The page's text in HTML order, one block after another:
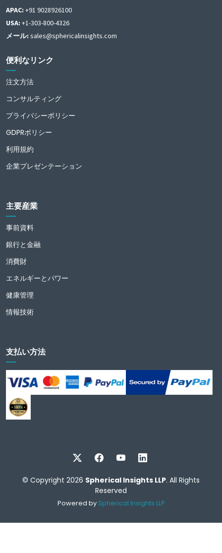
APAC: +91 9028926100
USA: +1-303-800-4326
メール: sales@sphericalinsights.com
便利なリンク
注文方法
コンサルティング
プライバシーポリシー
GDPRポリシー
利用規約
企業プレゼンテーション
主要産業
事前資料
銀行と金融
消費財
エネルギーとパワー
健康管理
情報技術
支払い方法
© Copyright 2026 Spherical Insights LLP. All Rights
Reserved
Powered by Spherical Insights LLP